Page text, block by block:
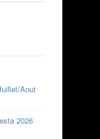
Aout
2026